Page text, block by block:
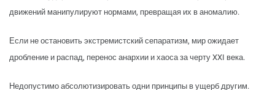
движений манипулируют нормами, превращая их в аномалию.
Если не остановить экстремистский сепаратизм, мир ожидает
дробление и распад, перенос анархии и хаоса за черту XXI века.
Недопустимо абсолютизировать одни принципы в ущерб другим.